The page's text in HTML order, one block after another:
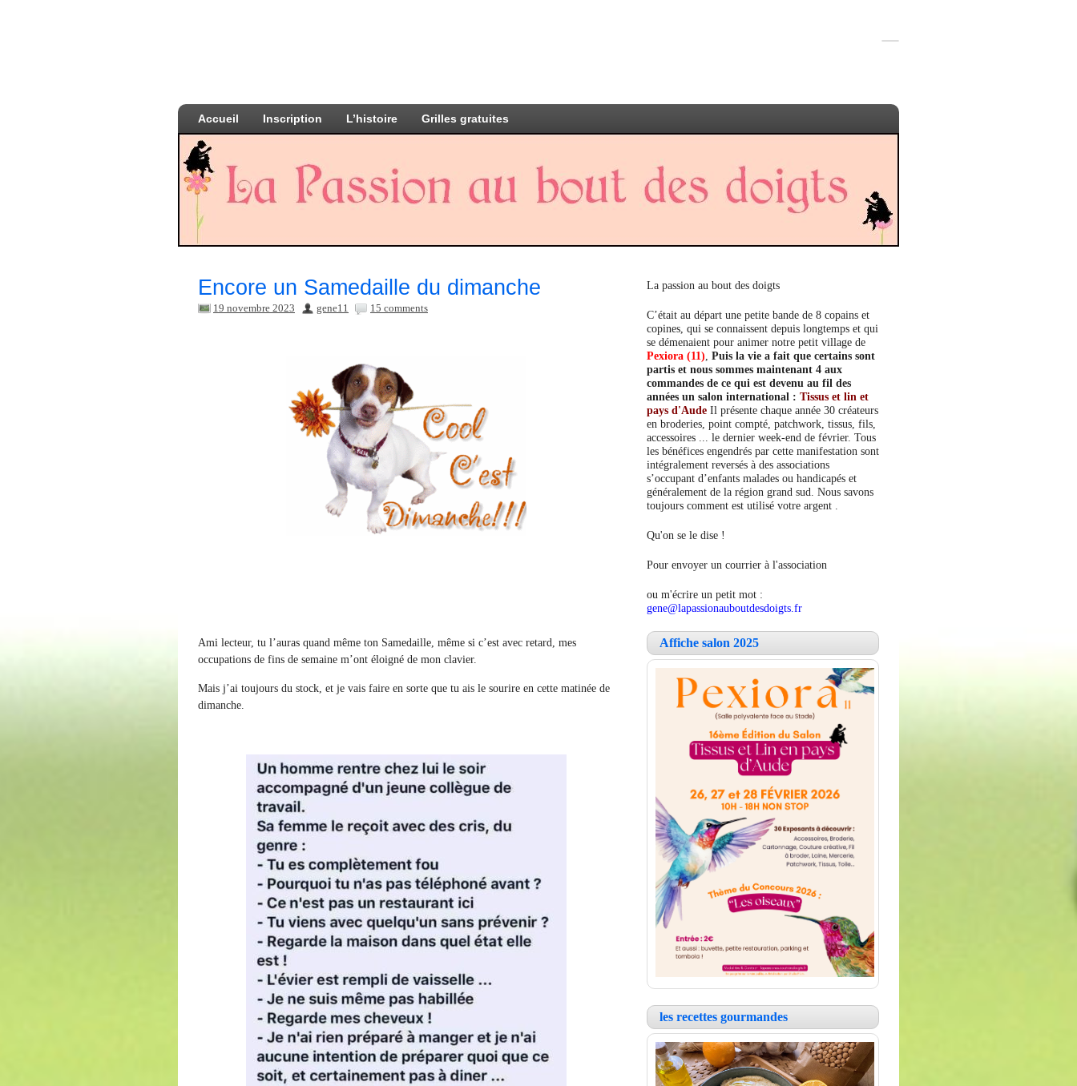
Accueil Inscription L’histoire Grilles gratuites
Encore un Samedaille du dimanche
19 novembre 2023 gene11 15 comments
Ami lecteur, tu l’auras quand même ton Samedaille, même si c’est avec retard, mes
occupations de fins de semaine m’ont éloigné de mon clavier.
Mais j’ai toujours du stock, et je vais faire en sorte que tu ais le sourire en cette matinée de
dimanche.
La passion au bout des doigts
C’était au départ une petite bande de 8 copains et
copines, qui se connaissent depuis longtemps et qui
se démenaient pour animer notre petit village de
Pexiora (11) Puis la vie a fait que certains sont
partis et nous sommes maintenant 4 aux
commandes de ce qui est devenu au fil des
années un salon international : Tissus et lin et
pays d'Aude Il présente chaque année 30 créateurs
en broderies, point compté, patchwork, tissus, fils,
accessoires ... le dernier week-end de février. Tous
les bénéfices engendrés par cette manifestation sont
intégralement reversés à des associations
s’occupant d’enfants malades ou handicapés et
généralement de la région grand sud. Nous savons
toujours comment est utilisé votre argent .
Qu'on se le dise !
Pour envoyer un courrier à l'association
ou m'écrire un petit mot :
gene@lapassionauboutdesdoigts.fr
Affiche salon 2025
les recettes gourmandes